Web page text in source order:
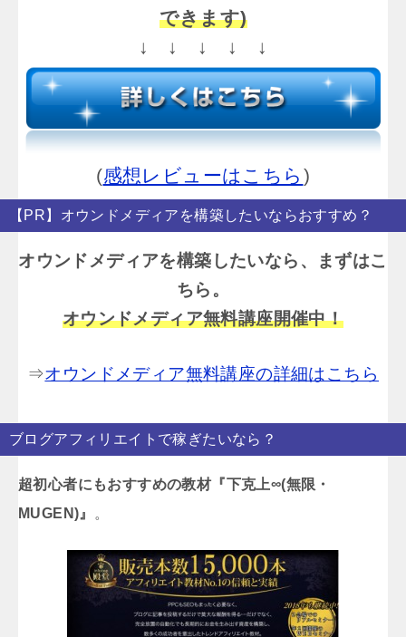
できます)
↓ ↓ ↓ ↓ ↓
(感想レビューはこちら )
【PR】オウンドメディアを構築したいならおすすめ？
オウンドメディアを構築したいなら、まずはこ
ちら。
オウンドメディア無料講座開催中！
⇒オウンドメディア無料講座の詳細はこちら
ブログアフィリエイトで稼ぎたいなら？
超初心者にもおすすめの教材『下克上∞(無限・
MUGEN)』
。